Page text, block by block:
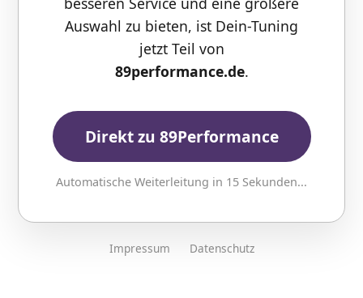
Auswahl zu bieten, ist Dein-Tuning
jetzt Teil von
89performance.de.
Direkt zu 89Performance
Automatische Weiterleitung in 15 Sekunden...
Impressum Datenschutz